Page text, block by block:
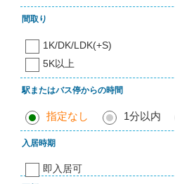
間取り
1K/DK/LDK(+S)
5K以上
駅またはバス停からの時間
指定なし 1分以内
入居時期
即入居可